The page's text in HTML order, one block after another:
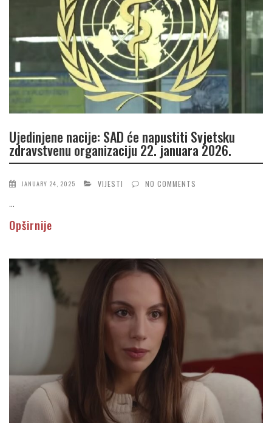
Ujedinjene nacije: SAD će napustiti Svjetsku
zdravstvenu organizaciju 22. januara 2026.
JANUARY 24, 2025 VIJESTI NO COMMENTS
...
Opširnije